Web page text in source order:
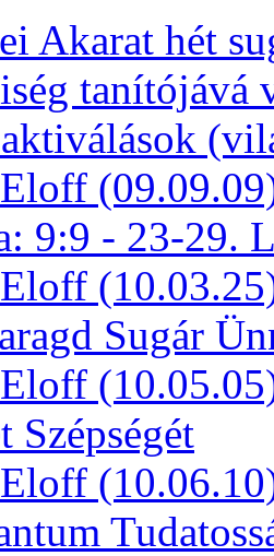
Akarat hét
tanítójává
9:9 - 23-29.
Sugár
Szépségét